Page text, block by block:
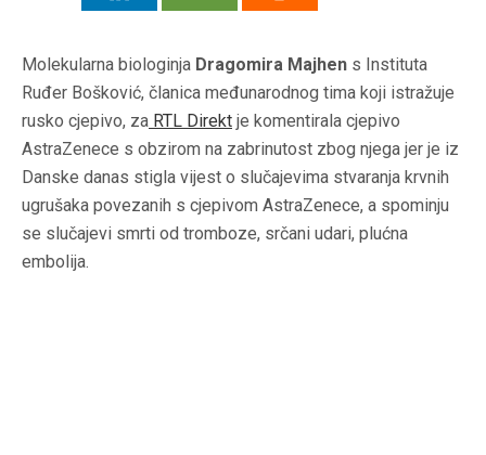
Molekularna biologinja Dragomira Majhen s Instituta
Ruđer Bošković, članica međunarodnog tima koji istražuje
rusko cjepivo, za RTL Direkt je komentirala cjepivo
AstraZenece s obzirom na zabrinutost zbog njega jer je iz
Danske danas stigla vijest o slučajevima stvaranja krvnih
ugrušaka povezanih s cjepivom AstraZenece, a spominju
se slučajevi smrti od tromboze, srčani udari, plućna
embolija.